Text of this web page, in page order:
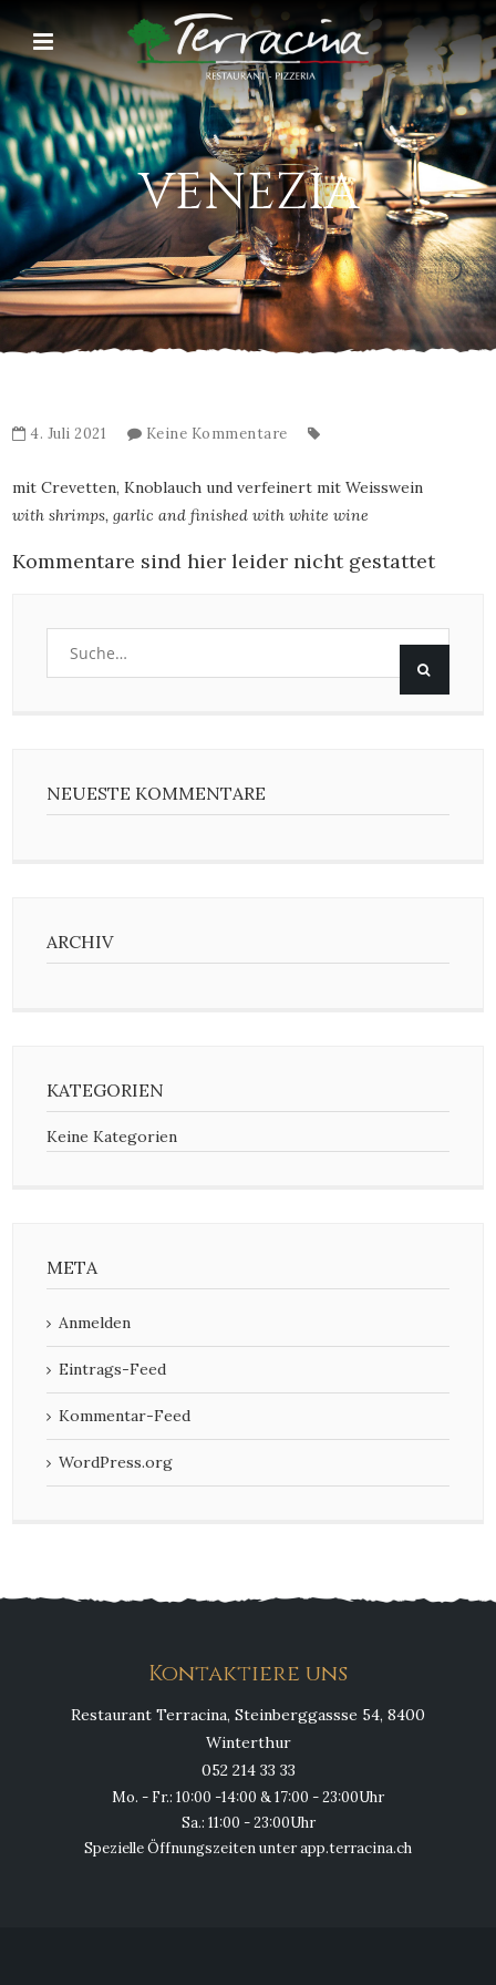
VENEZIA
4. Juli 2021 Keine Kommentare
mit Crevetten, Knoblauch und verfeinert mit Weisswein
with shrimps, garlic and finished with white wine
Kommentare sind hier leider nicht gestattet
NEUESTE KOMMENTARE
ARCHIV
KATEGORIEN
Keine Kategorien
META
Anmelden
Eintrags-Feed
Kommentar-Feed
WordPress.org
Kontaktiere uns
Restaurant Terracina, Steinberggassse 54, 8400
Winterthur
052 214 33 33
Mo. - Fr.: 10:00 -14:00 & 17:00 - 23:00Uhr
Sa.: 11:00 - 23:00Uhr
Spezielle Öffnungszeiten unter app.terracina.ch